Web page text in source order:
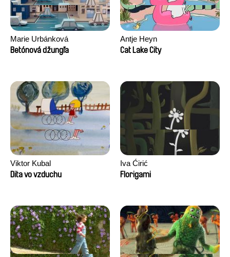
Marie Urbánková
Betónová džungľa
Antje Heyn
Cat Lake City
Viktor Kubal
Dita vo vzduchu
Iva Ćirić
Florigami